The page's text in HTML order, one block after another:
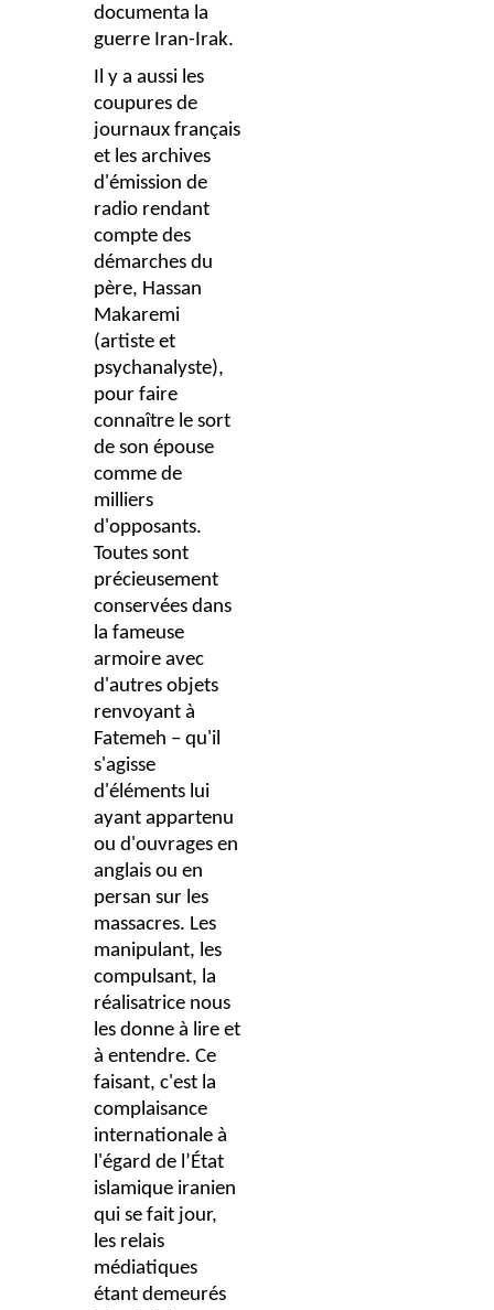
documenta la
guerre Iran-Irak.
Il y a aussi les
coupures de
journaux français
et les archives
d'émission de
radio rendant
compte des
démarches du
père, Hassan
Makaremi
(artiste et
psychanalyste),
pour faire
connaître le sort
de son épouse
comme de
milliers
d'opposants.
Toutes sont
précieusement
conservées dans
la fameuse
armoire avec
d'autres objets
renvoyant à
Fatemeh – qu'il
s'agisse
d'éléments lui
ayant appartenu
ou d'ouvrages en
anglais ou en
persan sur les
massacres. Les
manipulant, les
compulsant, la
réalisatrice nous
les donne à lire et
à entendre. Ce
faisant, c'est la
complaisance
internationale à
l'égard de l’État
islamique iranien
qui se fait jour,
les relais
médiatiques
étant demeurés